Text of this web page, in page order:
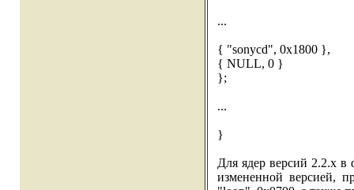
...
{ "sonycd", 0x1800 },
{ NULL, 0 }
};
...
}
Для ядер версий 2.2.x в
измененной версией,